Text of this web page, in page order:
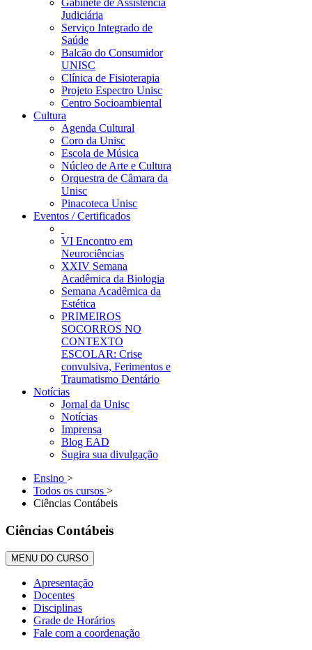
Gabinete de Assistência
Judiciária
Serviço Integrado de
Saúde
Balcão do Consumidor
UNISC
Clínica de Fisioterapia
Projeto Espectro Unisc
Centro Socioambiental
Cultura
Agenda Cultural
Coro da Unisc
Escola de Música
Núcleo de Arte e Cultura
Orquestra de Câmara da
Unisc
Pinacoteca Unisc
Eventos / Certificados
VI Encontro em
Neurociências
XXIV Semana
Acadêmica da Biologia
Semana Acadêmica da
Estética
PRIMEIROS
SOCORROS NO
CONTEXTO
ESCOLAR: Crise
convulsiva, Ferimentos e
Traumatismo Dentário
Notícias
Jornal da Unisc
Notícias
Imprensa
Blog EAD
Sugira sua divulgação
Ensino >
Todos os cursos >
Ciências Contábeis
Ciências Contábeis
MENU DO CURSO
Apresentação
Docentes
Disciplinas
Grade de Horários
Fale com a coordenação